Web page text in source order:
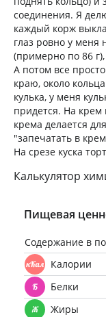
соединения. Я
каждый корж
глаз ровно у меня
(примерно по 86
А потом все
краю, около
кулька, у меня
придется. На крем
крема делается
"запечатать в
На срезе куска
Калькулятор
Пищевая
Содержание в
Калории
Белки
Жиры